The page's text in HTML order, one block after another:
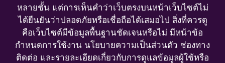
หลายชั้น แต่การเห็นคำว่าเว็บตรงบนหน้าเว็บไซต์ไม่
ได้ยืนยันว่าปลอดภัยหรือเชื่อถือได้เสมอไป สิ่งที่ควรดู
คือเว็บไซต์มีข้อมูลพื้นฐานชัดเจนหรือไม่ มีหน้าข้อ
กำหนดการใช้งาน นโยบายความเป็นส่วนตัว ช่องทาง
ติดต่อ และรายละเอียดเกี่ยวกับการดูแลข้อมูลผู้ใช้หรือ